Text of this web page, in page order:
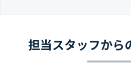
担当スタッフから